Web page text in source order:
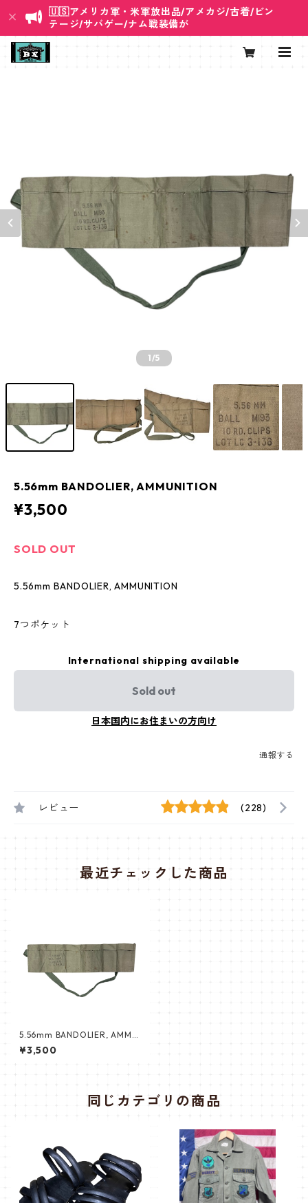
🇺🇸アメリカ軍・米軍放出品/アメカジ/古着/ビン
テージ/サバゲー/ナム戦装備が
1/5
5.56mm BANDOLIER, AMMUNITION
¥3,500
SOLD OUT
5.56mm BANDOLIER, AMMUNITION
7つポケット
International shipping available
Sold out
日本国内にお住まいの方向け
通報する
レビュー (228)
最近チェックした商品
5.56mm BANDOLIER, AMMU
NITION
¥3,500
同じカテゴリの商品